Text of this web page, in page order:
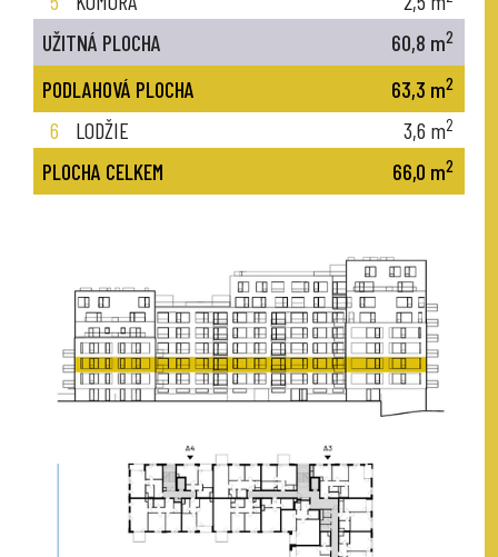
UŽITNÁ PLOCHA 60,8 m2
PODLAHOVÁ PLOCHA 63,3 m2
6 LODŽIE 3,6 m2
PLOCHA CELKEM 66,0 m2